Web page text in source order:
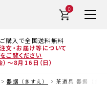
購入で全国送料無料
文・お届け等について
ご覧ください
～8月16日（日）
0
器据（きすえ） 茶道具 器据（き